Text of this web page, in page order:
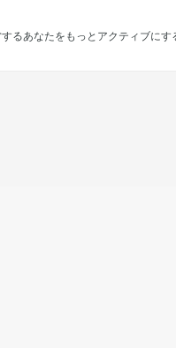
するあなたをもっとアクティブにす